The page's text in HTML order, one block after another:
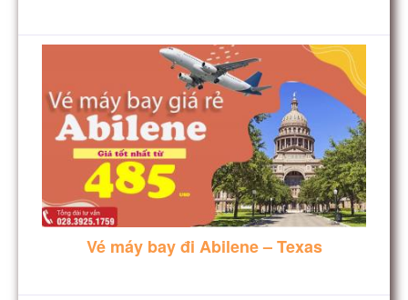
Vé máy bay đi Abilene – Texas